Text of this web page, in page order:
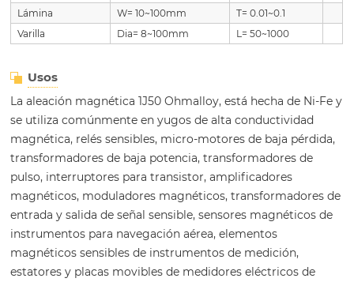
Lámina
W= 10~100mm
T= 0.01~0.1
Varilla
Dia= 8~100mm L= 50~1000
Usos
La aleación magnética 1J50 Ohmalloy, está hecha de Ni-Fe y
se utiliza comúnmente en yugos de alta conductividad
magnética, relés sensibles, micro-motores de baja pérdida,
transformadores de baja potencia, transformadores de
pulso, interruptores para transistor, amplificadores
magnéticos, moduladores magnéticos, transformadores de
entrada y salida de señal sensible, sensores magnéticos de
instrumentos para navegación aérea, elementos
magnéticos sensibles de instrumentos de medición,
estatores y placas movibles de medidores eléctricos de